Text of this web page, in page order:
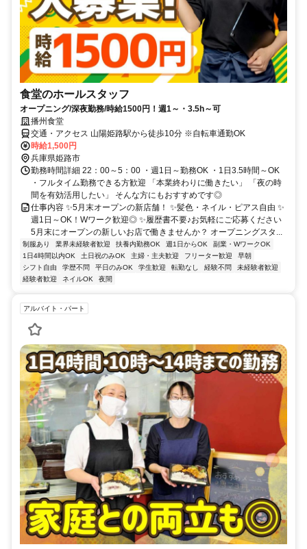
食堂のホールスタッフ
オープニング/深夜勤務/時給1500円！週1～・3.5h～可
播州食堂
交通・アクセス 山陽姫路駅から徒歩10分 ※自転車通勤OK
時給1,500円
兵庫県姫路市
勤務時間詳細 22：00～5：00 ・週1日～勤務OK ・1日3.5時間～OK
・フルタイム勤務できる方歓迎 「本業終わりに働きたい」 「夜の時
間を有効活用したい」 そんな方にもおすすめです◎
仕事内容 ✨5月末オープンの新店舗！ ✨髪色・ネイル・ピアス自由 ✨
週1日～OK！Wワーク歓迎◎ ✨履歴書不要♪お気軽にご応募ください
5月末にオープンの新しいお店で働きませんか？ オープニングスタ...
制服あり 業界未経験者歓迎 扶養内勤務OK 週1日からOK
副業・WワークOK
1日4時間以内OK
土日祝のみOK 主婦・主夫歓迎 フリーター歓迎
早朝
シフト自由
学歴不問 平日のみOK 学生歓迎 転勤なし 経験不問
未経験者歓迎
経験者歓迎
ネイルOK 夜間
アルバイト・パート